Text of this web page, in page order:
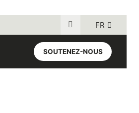
Recherche pour :
FR
SOUTENEZ-NOUS